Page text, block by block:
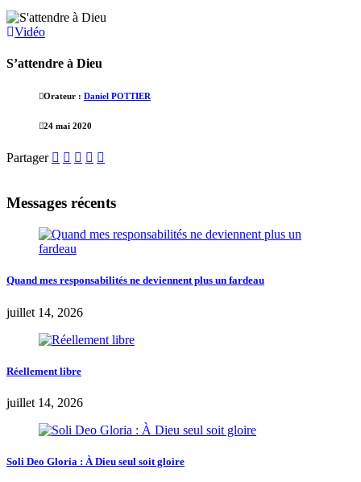
Vidéo
S’attendre à Dieu
Orateur : Daniel POTTIER
24 mai 2020
Partager
Messages récents
Quand mes responsabilités ne deviennent plus un fardeau
juillet 14, 2026
Réellement libre
juillet 14, 2026
Soli Deo Gloria : À Dieu seul soit gloire